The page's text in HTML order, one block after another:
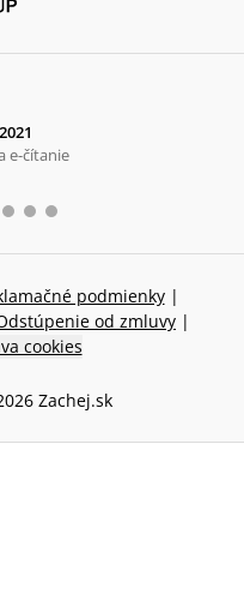
e-čítanie
podmienky |
od zmluvy |
cookies
Zachej.sk